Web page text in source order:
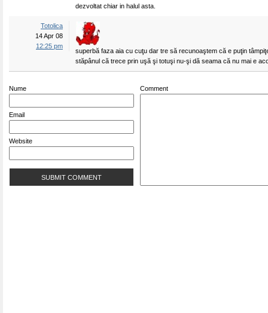
dezvoltat chiar in halul asta.
Totolica
14 Apr 08
12:25 pm
superbă faza aia cu cuţu dar tre să recunoaştem că e puţin
stăpânul că trece prin uşă şi totuşi nu-şi dă seama că nu mai e
Nume
Email
Website
Comment